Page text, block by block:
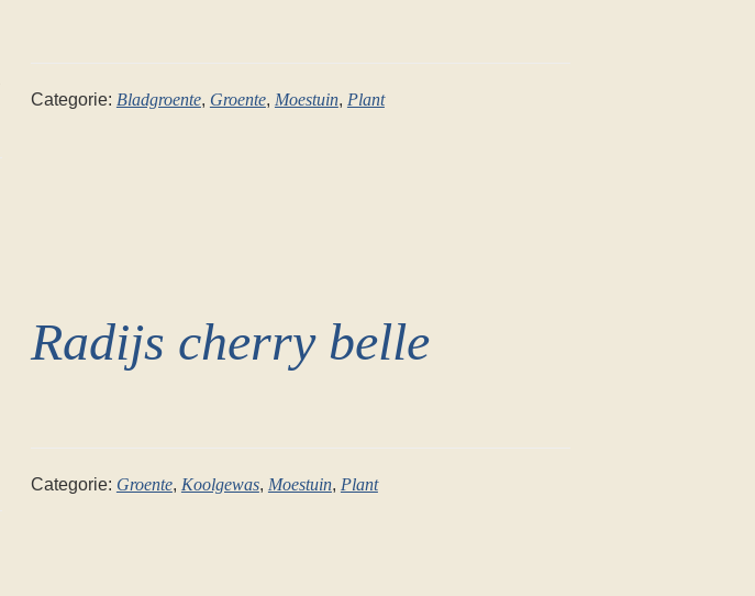
Categorie: Bladgroente, Groente, Moestuin, Plant
Radijs cherry belle
Categorie: Groente, Koolgewas, Moestuin, Plant